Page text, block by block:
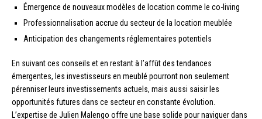
Émergence de nouveaux modèles de location comme le co-living
Professionnalisation accrue du secteur de la location meublée
Anticipation des changements réglementaires potentiels
En suivant ces conseils et en restant à l’affût des tendances
émergentes, les investisseurs en meublé pourront non seulement
pérenniser leurs investissements actuels, mais aussi saisir les
opportunités futures dans ce secteur en constante évolution.
L’expertise de Julien Malengo offre une base solide pour naviguer dans